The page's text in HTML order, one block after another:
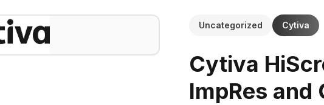
Uncategorized Cytiva
Cytiva
ImpRes and